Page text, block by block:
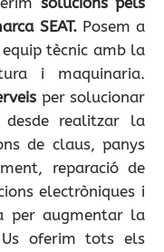
SEAT.Posem a
tècnic amb la
i maquinaria.
per solucionar
desde realitzar la
de claus, panys
reparació de
electròniques i
per augmentar la
Us oferim tots els